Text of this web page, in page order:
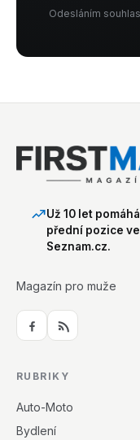
Odesláním
Už 10 let
přední pozice
Seznam.cz.
Magazín pro muže
RUBRIKY
Auto-Moto
Bydlení